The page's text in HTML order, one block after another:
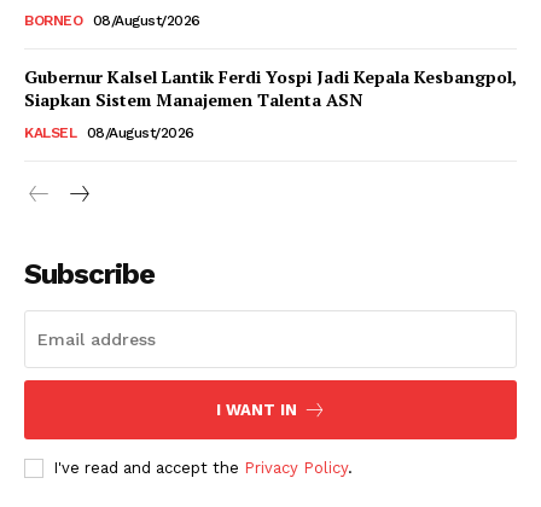
BORNEO 08/August/2026
Gubernur Kalsel Lantik Ferdi Yospi Jadi Kepala Kesbangpol,
Siapkan Sistem Manajemen Talenta ASN
KALSEL 08/August/2026
Subscribe
I WANT IN
I've read and accept the Privacy Policy.